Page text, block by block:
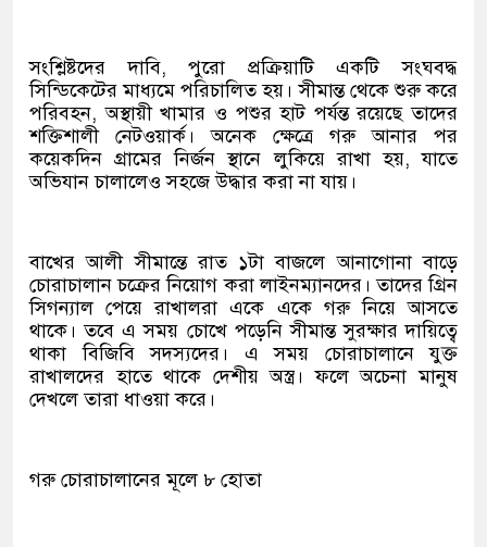
সংশ্লিষ্টদের দাবি, পুরো প্রক্রিয়াটি একটি সংঘবদ্ধ
সিন্ডিকেটের মাধ্যমে পরিচালিত হয়। সীমান্ত থেকে শুরু করে
পরিবহন, অস্থায়ী খামার ও পশুর হাট পর্যন্ত রয়েছে তাদের
শক্তিশালী নেটওয়ার্ক। অনেক ক্ষেত্রে গরু আনার পর
কয়েকদিন গ্রামের নির্জন স্থানে লুকিয়ে রাখা হয়, যাতে
অভিযান চালালেও সহজে উদ্ধার করা না যায়।
বাখের আলী সীমান্তে রাত ১টা বাজলে আনাগোনা বাড়ে
চোরাচালান চক্রের নিয়োগ করা লাইনম্যানদের। তাদের গ্রিন
সিগন্যাল পেয়ে রাখালরা একে একে গরু নিয়ে আসতে
থাকে। তবে এ সময় চোখে পড়েনি সীমান্ত সুরক্ষার দায়িত্বে
থাকা বিজিবি সদস্যদের। এ সময় চোরাচালানে যুক্ত
রাখালদের হাতে থাকে দেশীয় অস্ত্র। ফলে অচেনা মানুষ
দেখলে তারা ধাওয়া করে।
গরু চোরাচালানের মূলে ৮ হোতা